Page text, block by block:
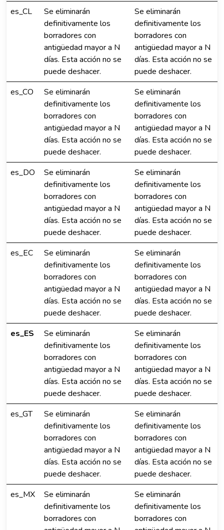
es_CL
Se eliminarán
definitivamente los
borradores con
antigüedad mayor a N
días. Esta acción no se
puede deshacer.
Se eliminarán
definitivamente los
borradores con
antigüedad mayor a N
días. Esta acción no se
puede deshacer.
es_CO
Se eliminarán
definitivamente los
borradores con
antigüedad mayor a N
días. Esta acción no se
puede deshacer.
Se eliminarán
definitivamente los
borradores con
antigüedad mayor a N
días. Esta acción no se
puede deshacer.
es_DO
Se eliminarán
definitivamente los
borradores con
antigüedad mayor a N
días. Esta acción no se
puede deshacer.
Se eliminarán
definitivamente los
borradores con
antigüedad mayor a N
días. Esta acción no se
puede deshacer.
es_EC
Se eliminarán
definitivamente los
borradores con
antigüedad mayor a N
días. Esta acción no se
puede deshacer.
Se eliminarán
definitivamente los
borradores con
antigüedad mayor a N
días. Esta acción no se
puede deshacer.
es_ES
Se eliminarán
definitivamente los
borradores con
antigüedad mayor a N
días. Esta acción no se
puede deshacer.
Se eliminarán
definitivamente los
borradores con
antigüedad mayor a N
días. Esta acción no se
puede deshacer.
es_GT
Se eliminarán
definitivamente los
borradores con
antigüedad mayor a N
días. Esta acción no se
puede deshacer.
Se eliminarán
definitivamente los
borradores con
antigüedad mayor a N
días. Esta acción no se
puede deshacer.
es_MX
Se eliminarán
definitivamente los
borradores con
Se eliminarán
definitivamente los
borradores con